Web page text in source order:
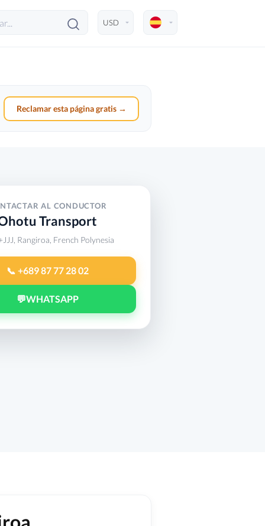
Reclamar esta página gratis →
AL CONDUCTOR
Transport
Rangiroa, French Polynesia
📞 +689 87 77 28 02
💬WHATSAPP